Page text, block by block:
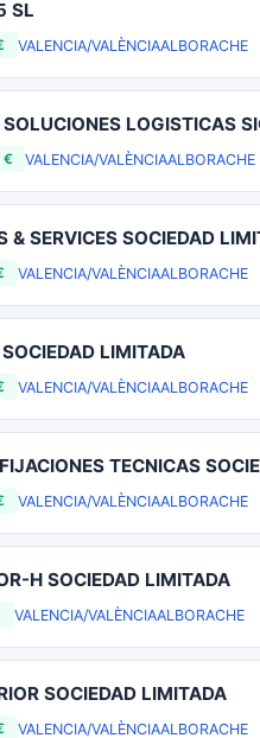
SL
VALENCIA/VALÈNCIAALBORACHE
LOGISTICAS
€ VALENCIA/VALÈNCIAALBORACHE
& SERVICES SOCIEDAD
VALENCIA/VALÈNCIAALBORACHE
LIMITADA
VALENCIA/VALÈNCIAALBORACHE
TECNICAS
VALENCIA/VALÈNCIAALBORACHE
H SOCIEDAD LIMITADA
VALENCIA/VALÈNCIAALBORACHE
SOCIEDAD LIMITADA
VALENCIA/VALÈNCIAALBORACHE